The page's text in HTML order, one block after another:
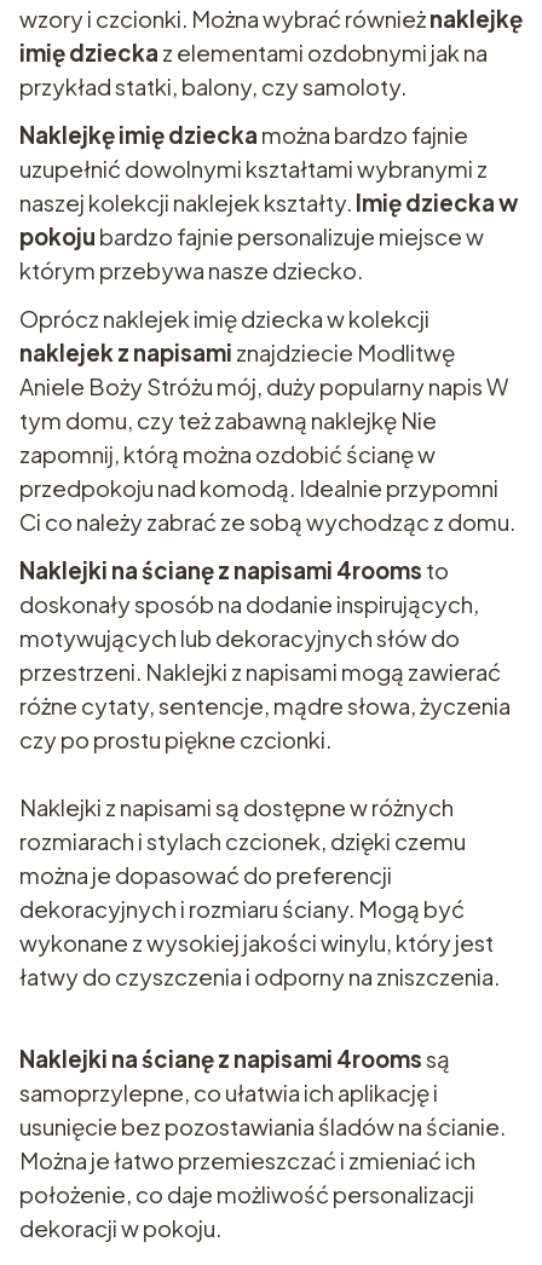
wzory i czcionki. Można wybrać równieżnaklejkę
imię dziecka z elementami ozdobnymi jak na
przykład statki, balony, czy samoloty.
Naklejkę imię dziecka można bardzo fajnie
uzupełnić dowolnymi kształtami wybranymi z
naszej kolekcji naklejek kształty. Imię dziecka w
pokoju bardzo fajnie personalizuje miejsce w
którym przebywa nasze dziecko.
Oprócz naklejek imię dziecka w kolekcji
naklejek z napisami znajdziecie Modlitwę
Aniele Boży Stróżu mój, duży popularny napis W
tym domu, czy też zabawną naklejkę Nie
zapomnij, którą można ozdobić ścianę w
przedpokoju nad komodą. Idealnie przypomni
Ci co należy zabrać ze sobą wychodząc z domu.
Naklejki na ścianę z napisami 4rooms to
doskonały sposób na dodanie inspirujących,
motywujących lub dekoracyjnych słów do
przestrzeni. Naklejki z napisami mogą zawierać
różne cytaty, sentencje, mądre słowa, życzenia
czy po prostu piękne czcionki.
Naklejki z napisami są dostępne w różnych
rozmiarach i stylach czcionek, dzięki czemu
można je dopasować do preferencji
dekoracyjnych i rozmiaru ściany. Mogą być
wykonane z wysokiej jakości winylu, który jest
łatwy do czyszczenia i odporny na zniszczenia.
Naklejki na ścianę z napisami 4roomssą
samoprzylepne, co ułatwia ich aplikację i
usunięcie bez pozostawiania śladów na ścianie.
Można je łatwo przemieszczać i zmieniać ich
położenie, co daje możliwość personalizacji
dekoracji w pokoju.